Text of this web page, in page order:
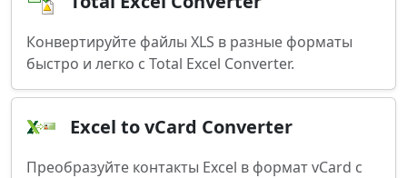
Конвертируйте файлы XLS в разные форматы
быстро и легко с Total Excel Converter.
Excel to vCard Converter
Преобразуйте контакты Excel в формат vCard с